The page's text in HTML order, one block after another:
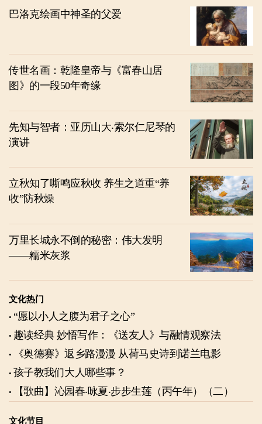
巴洛克绘画中神圣的父爱
传世名画：乾隆皇帝与《富春山居
图》的一段50年奇缘
先知与智者：亚历山大‧索尔仁尼琴的
演讲
立秋知了嘶鸣应秋收 养生之道重“养
收”防秋燥
万里长城永不倒的秘密：伟大发明
——糯米灰浆
文化热门
“愿以小人之腹为君子之心”
趣读经典 妙悟写作：《送友人》与融情观察法
《奥德赛》返乡路漫漫 从荷马史诗到诺兰电影
孩子教我们大人哪些事？
【歌曲】沁园春‧咏夏‧步步生莲（丙午年）（二）
文化节目